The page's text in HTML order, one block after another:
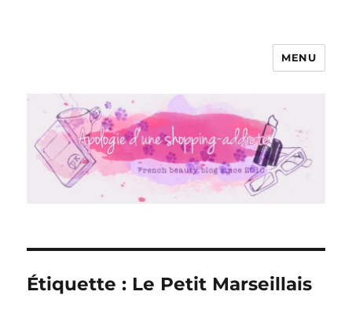
Apologie d'une Shopping-addicte
MENU
Étiquette : Le Petit Marseillais